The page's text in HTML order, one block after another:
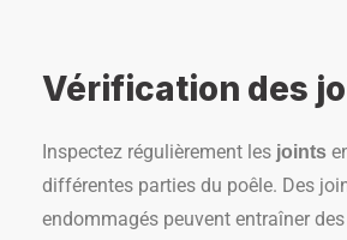
Vérification des
Inspectez régulièrement les joints
différentes parties du poêle. Des
endommagés peuvent entraîner